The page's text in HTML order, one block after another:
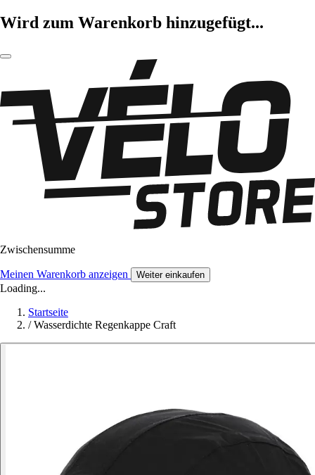
Wird zum Warenkorb hinzugefügt...
Zwischensumme
Meinen Warenkorb anzeigen Weiter einkaufen
Loading...
Startseite
/ Wasserdichte Regenkappe Craft